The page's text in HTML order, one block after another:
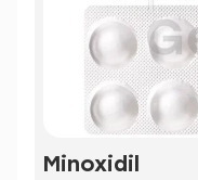
Minoxidil